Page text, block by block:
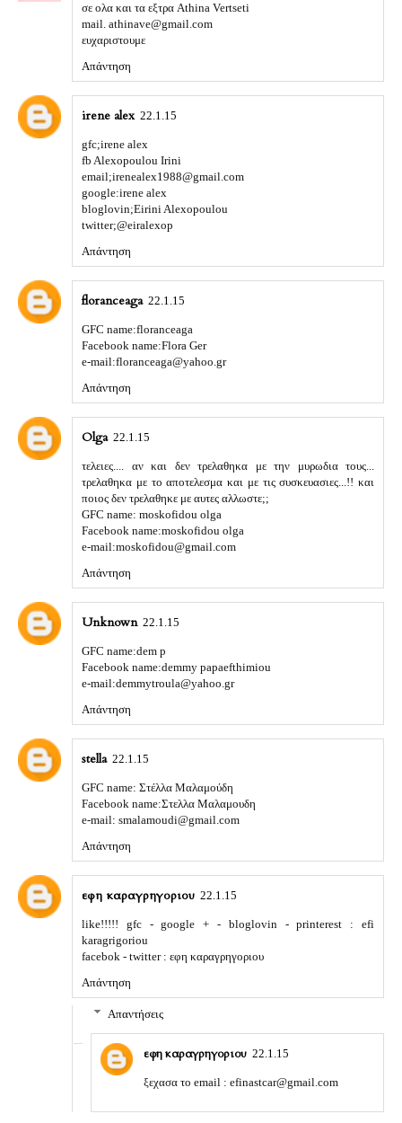
σε ολα και τα εξτρα Athina Vertseti
mail. athinave@gmail.com
ευχαριστουμε
Απάντηση
irene alex 22.1.15
gfc;irene alex
fb Alexopoulou Irini
email;irenealex1988@gmail.com
google:irene alex
bloglovin;Eirini Alexopoulou
twitter;@eiralexop
Απάντηση
floranceaga 22.1.15
GFC name:floranceaga
Facebook name:Flora Ger
e-mail:floranceaga@yahoo.gr
Απάντηση
Olga 22.1.15
τελειες.... αν και δεν τρελαθηκα με την μυρωδια τους...
τρελαθηκα με το αποτελεσμα και με τις συσκευασιες...!! και
ποιος δεν τρελαθηκε με αυτες αλλωστε;;
GFC name: moskofidou olga
Facebook name:moskofidou olga
e-mail:moskofidou@gmail.com
Απάντηση
Unknown 22.1.15
GFC name:dem p
Facebook name:demmy papaefthimiou
e-mail:demmytroula@yahoo.gr
Απάντηση
stella 22.1.15
GFC name: Στέλλα Μαλαμούδη
Facebook name:Στελλα Μαλαμουδη
e-mail: smalamoudi@gmail.com
Απάντηση
εφη καραγρηγοριου 22.1.15
like!!!!! gfc - google + - bloglovin - printerest : efi
karagrigoriou
facebok - twitter : εφη καραγρηγοριου
Απάντηση
Απαντήσεις
εφη καραγρηγοριου 22.1.15
ξεχασα το email : efinastcar@gmail.com